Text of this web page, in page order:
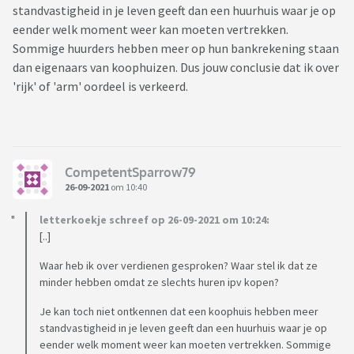
standvastigheid in je leven geeft dan een huurhuis waar je op
eender welk moment weer kan moeten vertrekken.
Sommige huurders hebben meer op hun bankrekening staan
dan eigenaars van koophuizen. Dus jouw conclusie dat ik over
'rijk' of 'arm' oordeel is verkeerd.
CompetentSparrow79
26-09-2021 om 10:40
letterkoekje schreef op 26-09-2021 om 10:24:
[..]
Waar heb ik over verdienen gesproken? Waar stel ik dat ze
minder hebben omdat ze slechts huren ipv kopen?
Je kan toch niet ontkennen dat een koophuis hebben meer
standvastigheid in je leven geeft dan een huurhuis waar je op
eender welk moment weer kan moeten vertrekken. Sommige